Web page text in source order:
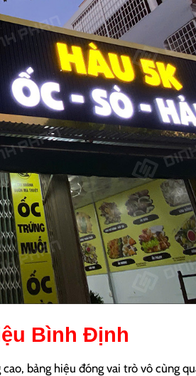
Bình Định
bảng hiệu đóng vai trò vô cùng